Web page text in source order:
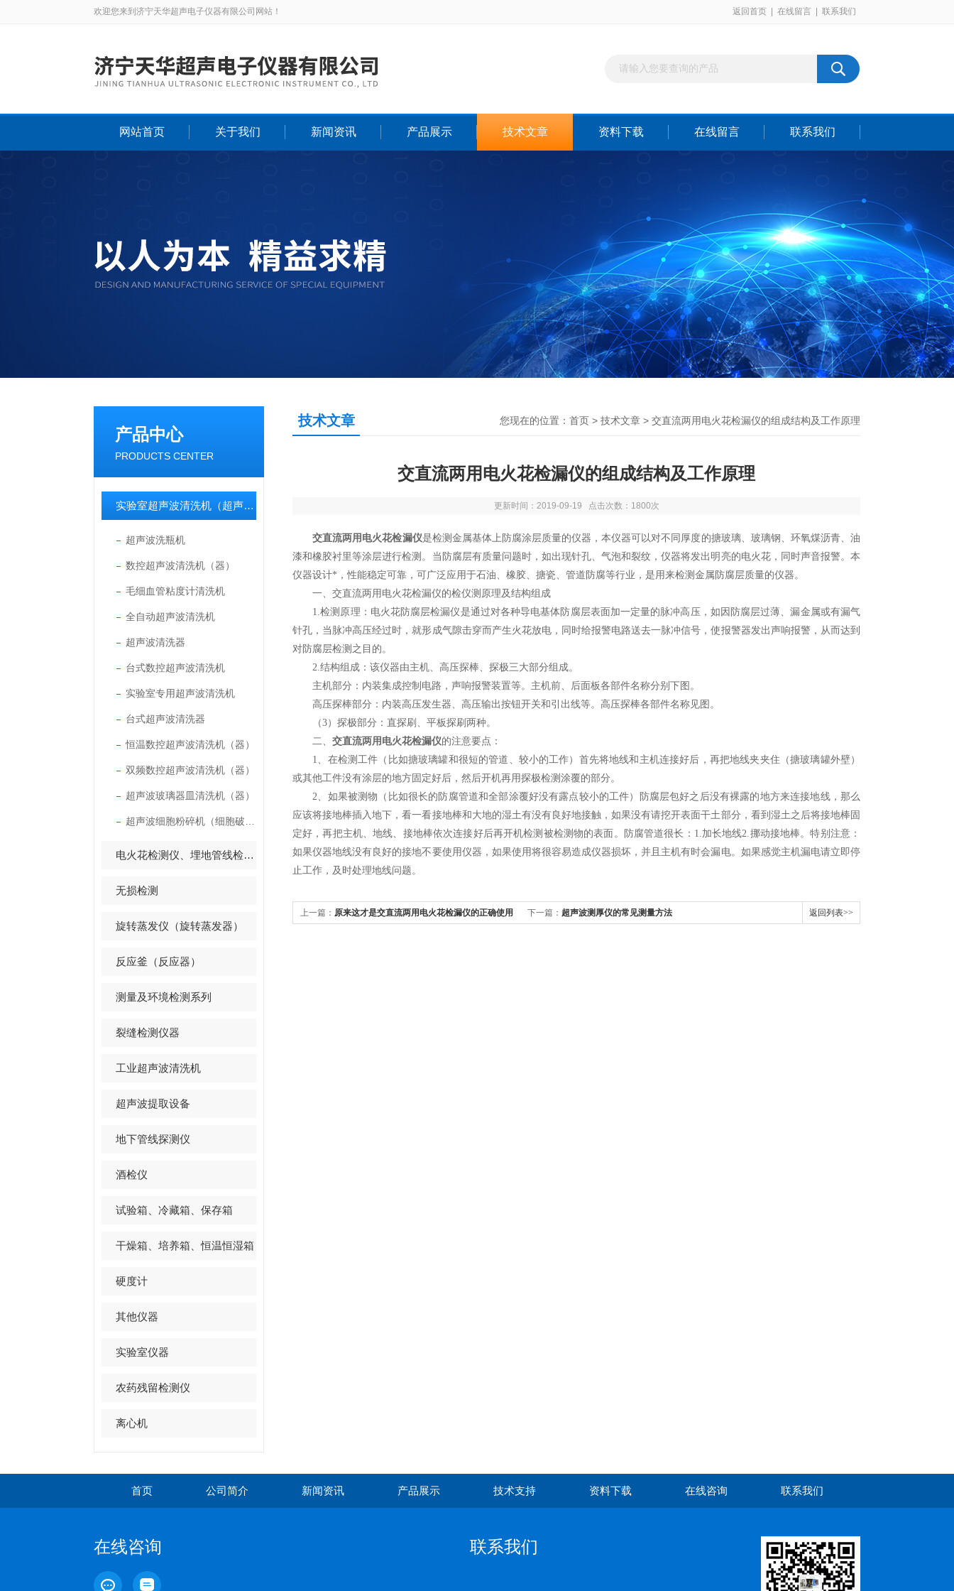
欢迎您来到济宁天华超声电子仪器有限公司网站！ 返回首页 在线留言 联系我们
网站首页 关于我们 新闻资讯 产品展示 技术文章 资料下载 在线留言 联系我们
产品中心
PRODUCTS CENTER
实验室超声波清洗机（超声波清洗器）
超声波洗瓶机
数控超声波清洗机（器）
毛细血管粘度计清洗机
全自动超声波清洗机
超声波清洗器
台式数控超声波清洗机
实验室专用超声波清洗机
台式超声波清洗器
恒温数控超声波清洗机（器）
双频数控超声波清洗机（器）
超声波玻璃器皿清洗机（器）
电火花检测仪、埋地管线检测仪
无损检测
旋转蒸发仪（旋转蒸发器）
反应釜（反应器）
测量及环境检测系列
裂缝检测仪器
工业超声波清洗机
超声波提取设备
地下管线探测仪
酒检仪
试验箱、冷藏箱、保存箱
干燥箱、培养箱、恒温恒湿箱
硬度计
其他仪器
实验室仪器
农药残留检测仪
离心机
技术文章 您现在的位置： 首页 > 技术文章 > 交直流两用电火花检漏仪的组成结构及工作原理
交直流两用电火花检漏仪的组成结构及工作原理
更新时间：2019-09-19 点击次数：1800次
交直流两用电火花检漏仪是检测金属基体上防腐涂层质量的仪器，本仪器可以对不同厚度的搪玻璃、玻璃钢、环氧煤沥青、油
漆和橡胶衬里等涂层进行检测。当防腐层有质量问题时，如出现针孔、气泡和裂纹，仪器将发出明亮的电火花，同时声音报警。本
仪器设计*，性能稳定可靠，可广泛应用于石油、橡胶、搪瓷、管道防腐等行业，是用来检测金属防腐层质量的仪器。
一、交直流两用电火花检漏仪的检仪测原理及结构组成
1.检测原理：电火花防腐层检漏仪是通过对各种导电基体防腐层表面加一定量的脉冲高压，如因防腐层过薄、漏金属或有漏气
针孔，当脉冲高压经过时，就形成气隙击穿而产生火花放电，同时给报警电路送去一脉冲信号，使报警器发出声响报警，从而达到
对防腐层检测之目的。
2.结构组成：该仪器由主机、高压探棒、探极三大部分组成。
主机部分：内装集成控制电路，声响报警装置等。主机前、后面板各部件名称分别下图。
高压探棒部分：内装高压发生器、高压输出按钮开关和引出线等。高压探棒各部件名称见图。
（3）探极部分：直探刷、平板探刷两种。
二、 交直流两用电火花检漏仪的注意要点：
1、在检测工件（比如搪玻璃罐和很短的管道、较小的工作）首先将地线和主机连接好后，再把地线夹夹住（搪玻璃罐外壁）
或其他工件没有涂层的地方固定好后，然后开机再用探极检测涂覆的部分。
2、如果被测物（比如很长的防腐管道和全部涂覆好没有露点较小的工件）防腐层包好之后没有裸露的地方来连接地线，那么
应该将接地棒插入地下，看一看接地棒和大地的湿土有没有良好地接触，如果没有请挖开表面干土部分，看到湿土之后将接地棒固
定好，再把主机、地线、接地棒依次连接好后再开机检测被检测物的表面。防腐管道很长：1.加长地线2.挪动接地棒。特别注意：
如果仪器地线没有良好的接地不要使用仪器，如果使用将很容易造成仪器损坏，并且主机有时会漏电。如果感觉主机漏电请立即停
止工作，及时处理地线问题。
上一篇： 原来这才是交直流两用电火花检漏仪的正确使用 下一篇： 超声波测厚仪的常见测量方法 返回列表>>
首页 公司简介 新闻资讯 产品展示 技术支持 资料下载 在线咨询 联系我们
在线咨询 联系我们